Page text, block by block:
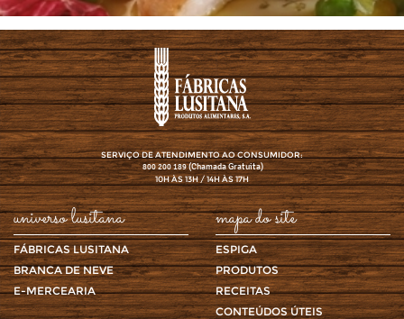
SERVIÇO DE ATENDIMENTO AO CONSUMIDOR:
800 200 189(Chamada Gratuita)
10H ÀS 13H / 14H ÀS 17H
universo lusitana
FÁBRICAS LUSITANA
BRANCA DE NEVE
E-MERCEARIA
mapa do site
ESPIGA
PRODUTOS
RECEITAS
CONTEÚDOS ÚTEIS